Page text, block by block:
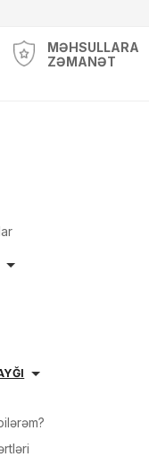
MƏHSULLARA
ZƏMANƏT